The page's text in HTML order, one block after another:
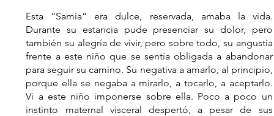
Esta “Samia” era dulce, reservada, amaba la vida.
Durante su estancia pude presenciar su dolor, pero
también su alegría de vivir, pero sobre todo, su angustia
frente a este niño que se sentía obligada a abandonar
para seguir su camino. Su negativa a amarlo, al principio,
porque ella se negaba a mirarlo, a tocarlo, a aceptarlo.
Vi a este niño imponerse sobre ella. Poco a poco un
instinto maternal visceral despertó, a pesar de sus